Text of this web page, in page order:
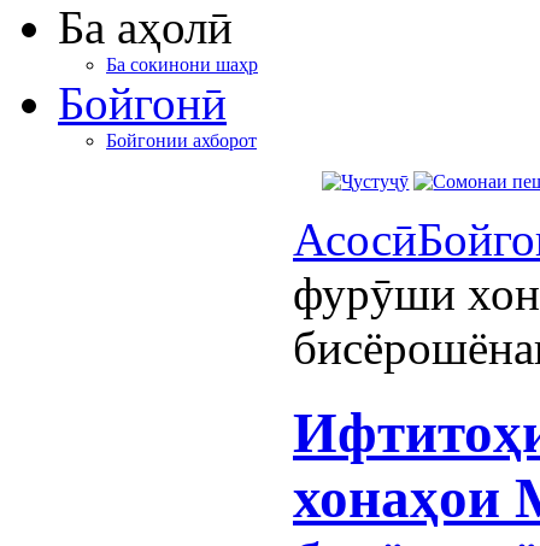
Ба аҳолӣ
Ба сокинони шаҳр
Бойгонӣ
Бойгонии ахборот
Асосӣ
фурӯши
хонаҳои